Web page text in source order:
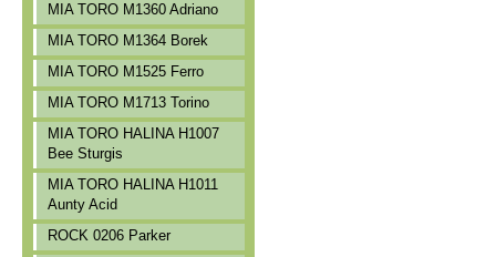
MIA TORO M1360 Adriano
MIA TORO M1364 Borek
MIA TORO M1525 Ferro
MIA TORO M1713 Torino
MIA TORO HALINA H1007
Bee Sturgis
MIA TORO HALINA H1011
Aunty Acid
ROCK 0206 Parker